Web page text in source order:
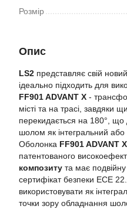
Розмір
Опис
LS2 представляє свій
ідеально підходить для
FF901 ADVANT X -
місті та на трасі, завдяки
перекидається на 180°, що
шолом як інтегральний або
Оболонка FF901 ADVANT X
патентованого
композиту та має
сертифікат безпеки ECE
використовувати як
точки зору обладнання